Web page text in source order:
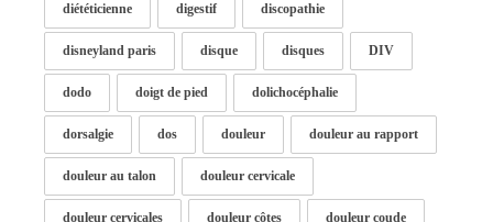
diététicienne digestif discopathie
disneyland paris disque disques DIV
dodo doigt de pied dolichocéphalie
dorsalgie dos douleur douleur au rapport
douleur au talon douleur cervicale
douleur cervicales douleur côtes douleur coude